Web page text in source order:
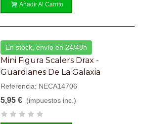
Añadir Al Carrito
En stock, envío en 24/48h
Mini Figura Scalers Drax -
Guardianes De La Galaxia
Referencia: NECA14706
5,95 € (impuestos inc.)